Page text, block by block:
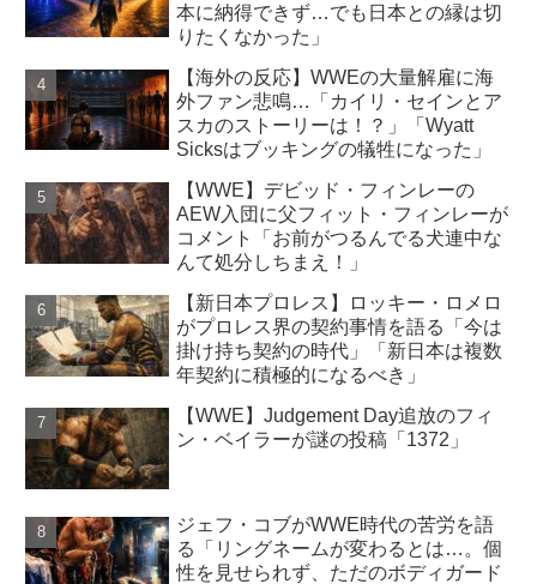
本に納得できず…でも日本との縁は切
りたくなかった」
【海外の反応】WWEの大量解雇に海
外ファン悲鳴…「カイリ・セインとア
スカのストーリーは！？」「Wyatt
Sicksはブッキングの犠牲になった」
【WWE】デビッド・フィンレーの
AEW入団に父フィット・フィンレーが
コメント「お前がつるんでる犬連中な
んて処分しちまえ！」
【新日本プロレス】ロッキー・ロメロ
がプロレス界の契約事情を語る「今は
掛け持ち契約の時代」「新日本は複数
年契約に積極的になるべき」
【WWE】Judgement Day追放のフィ
ン・ベイラーが謎の投稿「1372」
ジェフ・コブがWWE時代の苦労を語
る「リングネームが変わるとは…。個
性を見せられず、ただのボディガード